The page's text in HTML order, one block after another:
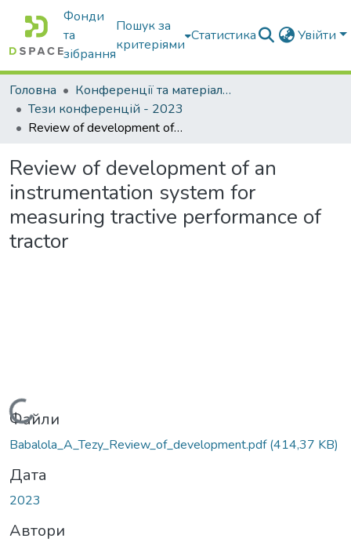
Фонди
та
зібрання
Пошук за
критеріями
Статистика Увійти
Головна
Конференції та матеріали конференцій
Тези конференцій - 2023
Review of development of an instrumentation system for measuring tractive performance of tractor
Review of development of an
instrumentation system for
measuring tractive performance of
tractor
Вантажиться...
Файли
Babalola_A_Tezy_Review_of_development.pdf(414,37 KB)
Дата
2023
Автори